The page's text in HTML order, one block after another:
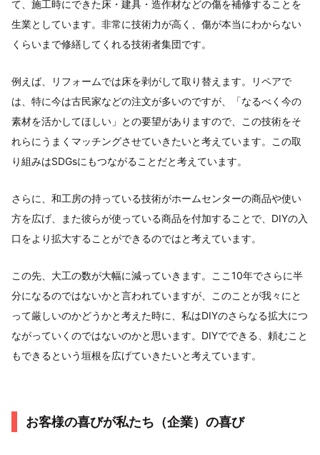
て、施工時にできた床・建具・造作材などの傷を補修することを
生業としています。非常に技術力が高く、傷が本当にわからない
くらいまで修繕してくれる技術者集団です。
例えば、リフォームでは床を剥がして取り替えます。リペアで
は、特に今は古民家などの注文が多いのですが、「なるべく今の
素材を活かしてほしい」との要望がありますので、この技術をそ
れらにうまくマッチングさせていきたいと考えています。この取
り組みはSDGsにもつながることだと考えています。
さらに、和工房の持っている技術がホームセンターの商品や使い
方を広げ、また彼らが使っている商品を付加することで、DIYの入
口をより拡大することができるのではと考えています。
この先、大工の数が大幅に減っていきます。ここ10年でさらに半
分になるのではないかと言われていますが、このことが我々にと
って厳しいのかどうかと考えた時に、私はDIYのさらなる拡大につ
ながっていくのではないのかと思います。DIYでできる、頼むこと
もできるという垣根を広げていきたいと考えています。
お客様の喜びが私たち（企業）の喜び